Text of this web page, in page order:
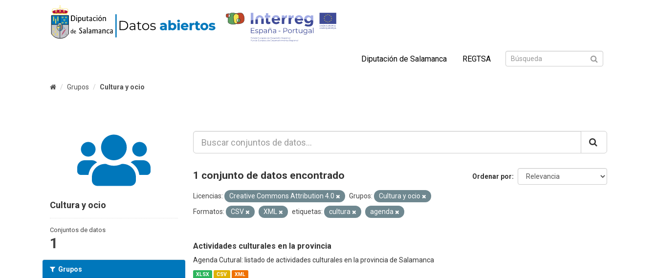
Diputación de Salamanca REGTSA
Grupos Cultura y ocio
Cultura y ocio
Conjuntos de datos
1
Grupos
Ordenar por
1 conjunto de datos encontrado
Licencias: Creative Commons Attribution 4.0 Grupos:
Cultura y ocio
Formatos:
CSV XML etiquetas: cultura agenda
Actividades culturales en la provincia
Agenda Cutural: listado de actividades culturales en la provincia de Salamanca
XLSX CSV XML